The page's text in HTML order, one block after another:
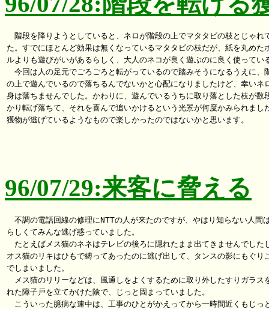
階段を降りようとしていると、ネロが階段の上でマタタビの枝とじゃれ
た。すでにほとんど効果は無くなっているマタタビの枝だが、紙を丸めた
ルよりも遊びがいがあるらしく、大人のネコが良く遊ぶのに良く使ってい
今回は人の足元でごろごろと転がっているので踏みそうになるうえに、
の上で遊んでいるので落ちるんでないかと心配になりましたけど、幸いネ
身は落ちませんでした。かわりに、遊んでいるうちに取り落とした枝が数
かり転げ落ちて、それを喜んで追いかけるという光景が何度かみられまし
獲物が逃げているようなもので楽しかったのではないかと思います。
96/07/29:来客に脅える
不調の電話回線の修理にNTTの人が来たのですが、やはり知らない人間
らしくてみんな逃げ惑っていました。
たとえばメス猫のネネはテレビの後ろに隠れたまま出てきませんでした
オス猫のリキはひもで縛ってあったのに逃げ出して、タンスの影にもぐり
でしまいました。
メス猫のリリーなどは、風通しをよくするために取り外したすりガラス
れた障子戸を立てかけた陰で、じっと固まっていました。
こういった臆病な連中は、工事のひとがかえってから一時間近くもじっ